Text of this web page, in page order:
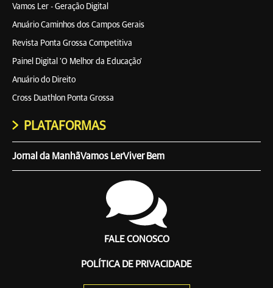
Vamos Ler - Geração Digital
Anuário Caminhos dos Campos Gerais
Revista Ponta Grossa Competitiva
Painel Digital 'O Melhor da Educação'
Anuário do Direito
Cross Duathlon Ponta Grossa
PLATAFORMAS
Jornal da ManhãVamos LerViver Bem
FALE CONOSCO
POLÍTICA DE PRIVACIDADE